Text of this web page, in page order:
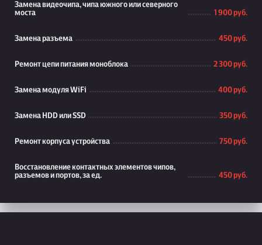
Замена видеочипа, чипа южного или северного
моста
1 900 руб.
Замена разъема 450 руб.
Ремонт цепи питания моноблока 2 300 руб.
Замена модуля WiFi 400 руб.
Замена HDD или SSD 350 руб.
Ремонт корпуса устройства 750 руб.
Восстановление контактных элементов чипов,
разъемов и портов, за ед.
450 руб.